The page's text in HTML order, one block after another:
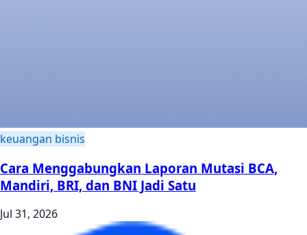
keuangan bisnis
Cara Menggabungkan Laporan Mutasi BCA,
Mandiri, BRI, dan BNI Jadi Satu
Jul 31, 2026